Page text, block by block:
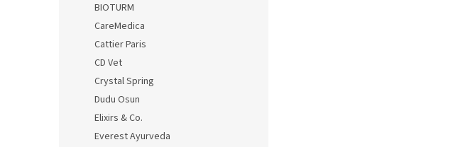
BIOTURM
CareMedica
Cattier Paris
CD Vet
Crystal Spring
Dudu Osun
Elixirs & Co.
Everest Ayurveda